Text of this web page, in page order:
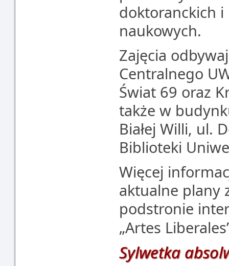
doktoranckich
naukowych.
Zajęcia
Centralnego
Świat 69 oraz
także w
Białej Willi, ul.
Biblioteki
Więcej
aktualne plany
podstronie
„Artes
Sylwetka